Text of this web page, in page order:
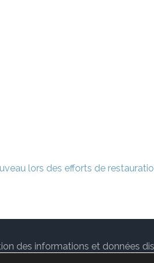
lors des efforts de
des informations et données
par